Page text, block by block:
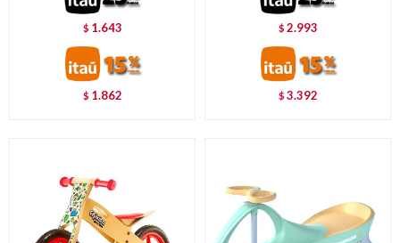
$ 1.643
$ 1.862
$2.993
$3.392